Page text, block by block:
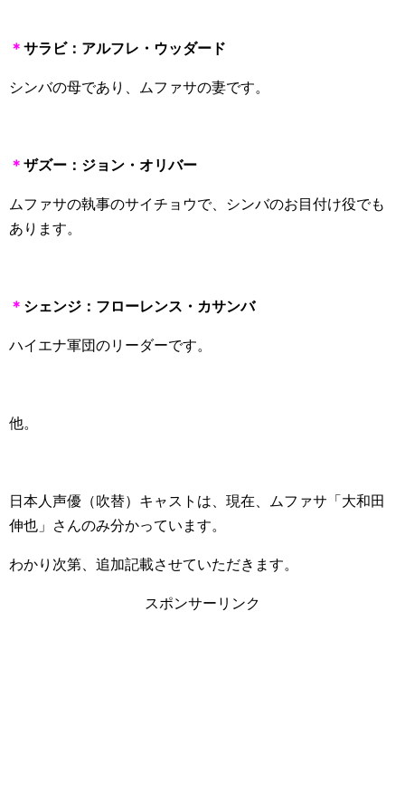
＊ サラビ：アルフレ・ウッダード
シンバの母であり、ムファサの妻です。
＊ ザズー：ジョン・オリバー
ムファサの執事のサイチョウで、シンバのお目付け役でも
あります。
＊ シェンジ：フローレンス・カサンバ
ハイエナ軍団のリーダーです。
他。
日本人声優（吹替）キャストは、現在、ムファサ「大和田
伸也」さんのみ分かっています。
わかり次第、追加記載させていただきます。
スポンサーリンク